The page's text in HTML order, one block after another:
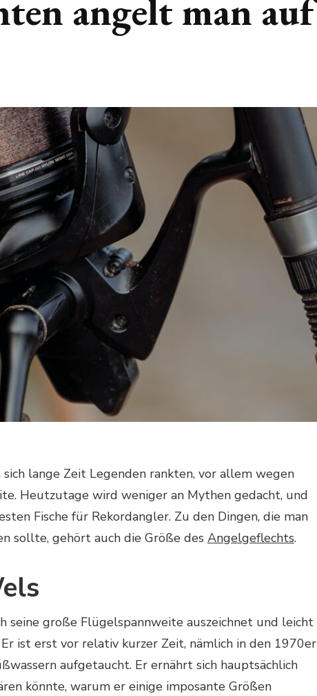
angelt man auf
lange Zeit Legenden rankten, vor allem wegen
Heutzutage wird weniger an Mythen gedacht, und
Fische für Rekordangler. Zu den Dingen, die man
sollte, gehört auch die Größe des Angelgeflechts.
seine große Flügelspannweite auszeichnet und leicht
ist erst vor relativ kurzer Zeit, nämlich in den 1970er
aufgetaucht. Er ernährt sich hauptsächlich
könnte, warum er einige imposante Größen